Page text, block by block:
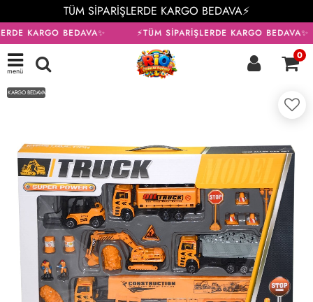
TÜM SİPARİŞLERDE KARGO BEDAVA⚡
KARGO BEDAVA✨ ⚡TÜM SİPARİŞLERDE KARGO BEDAVA✨
menü
0
KARGO BEDAVA